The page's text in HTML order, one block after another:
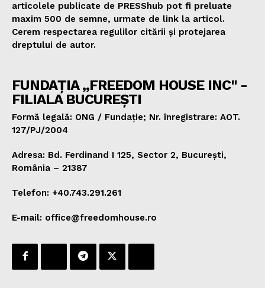
articolele publicate de PRESShub pot fi preluate
maxim 500 de semne, urmate de link la articol.
Cerem respectarea regulilor citării și protejarea
dreptului de autor.
FUNDAȚIA „FREEDOM HOUSE INC" -
FILIALA BUCUREȘTI
Formă legală: ONG / Fundație; Nr. înregistrare: AOT.
127/PJ/2004
Adresa: Bd. Ferdinand I 125, Sector 2, București,
România – 21387
Telefon: +40.743.291.261
E-mail: office@freedomhouse.ro